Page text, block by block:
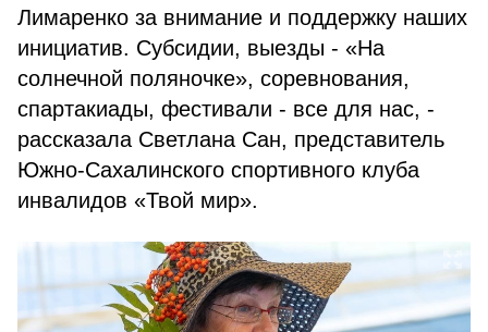
Лимаренко за внимание и поддержку наших
инициатив. Субсидии, выезды - «На
солнечной поляночке», соревнования,
спартакиады, фестивали - все для нас, -
рассказала Светлана Сан, представитель
Южно-Сахалинского спортивного клуба
инвалидов «Твой мир».